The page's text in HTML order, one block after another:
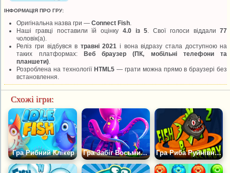
ІНФОРМАЦІЯ ПРО ГРУ:
Оригінальна назва гри —Connect Fish
Наші гравці поставили їй оцінку 4.0 із 5 . Свої голоси віддали77
чоловік(а).
Реліз гри відбувся в травні 2021 і вона відразу стала доступною на
таких платформах: Веб браузер (ПК, мобільні телефони та
планшети)
Розроблена на технології HTML5— грати можна прямо в браузері без
встановлення.
Схожі ігри:
Гра Рибний Клікер Гра Забіг Восьминога Гра Риба Руйнівник 2